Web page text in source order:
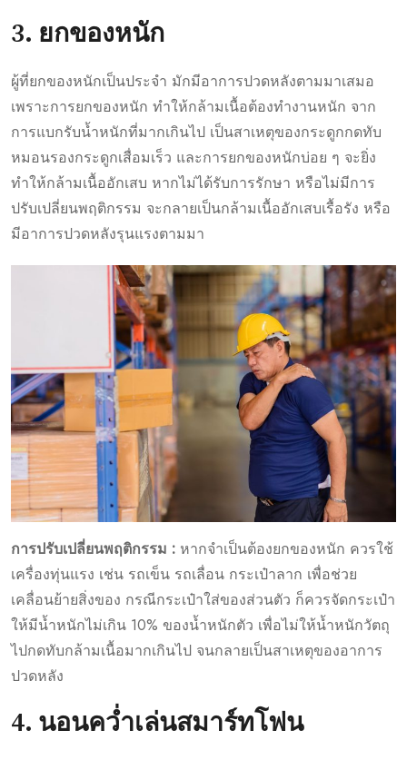
3. ยกของหนัก
ผู้ที่ยกของหนักเป็นประจำ มักมีอาการปวดหลังตามมาเสมอ
เพราะการยกของหนัก ทำให้กล้ามเนื้อต้องทำงานหนัก จาก
การแบกรับน้ำหนักที่มากเกินไป เป็นสาเหตุของกระดูกกดทับ
หมอนรองกระดูกเสื่อมเร็ว และการยกของหนักบ่อย ๆ จะยิ่ง
ทำให้กล้ามเนื้ออักเสบ หากไม่ได้รับการรักษา หรือไม่มีการ
ปรับเปลี่ยนพฤติกรรม จะกลายเป็นกล้ามเนื้ออักเสบเรื้อรัง หรือ
มีอาการปวดหลังรุนแรงตามมา
การปรับเปลี่ยนพฤติกรรม : หากจำเป็นต้องยกของหนัก ควรใช้
เครื่องทุ่นแรง เช่น รถเข็น รถเลื่อน กระเป๋าลาก เพื่อช่วย
เคลื่อนย้ายสิ่งของ กรณีกระเป๋าใส่ของส่วนตัว ก็ควรจัดกระเป๋า
ให้มีน้ำหนักไม่เกิน 10% ของน้ำหนักตัว เพื่อไม่ให้น้ำหนักวัตถุ
ไปกดทับกล้ามเนื้อมากเกินไป จนกลายเป็นสาเหตุของอาการ
ปวดหลัง
4. นอนคว่ำเล่นสมาร์ทโฟน